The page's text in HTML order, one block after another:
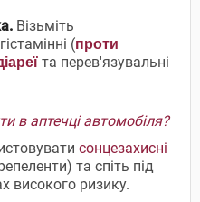
Візьміть
(проти
та перев'язувальні
в аптечці автомобіля?
сонцезахисні
та спіть під
високого ризику.